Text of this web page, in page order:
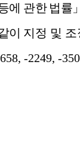
에 관한 법률 」
이 지정 및
-2249, -